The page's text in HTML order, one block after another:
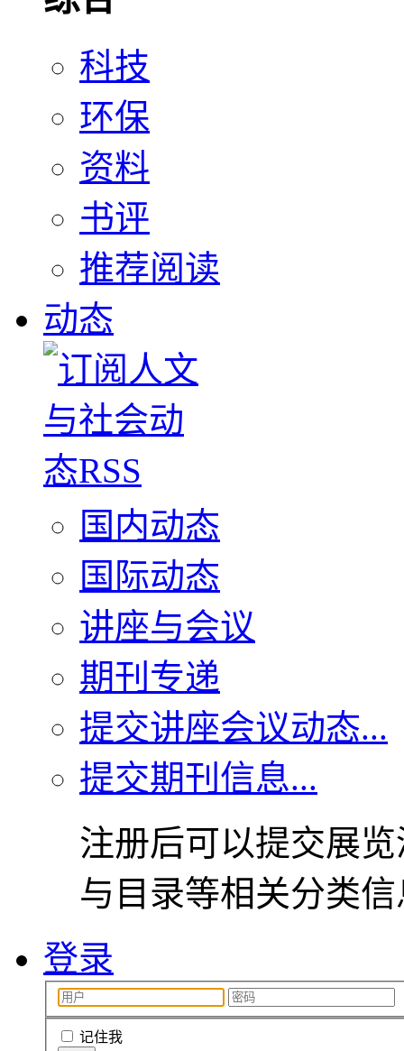
科技
环保
资料
书评
推荐阅读
动态
国内动态
国际动态
讲座与会议
期刊专递
提交讲座会议动态...
提交期刊信息...
注册后可以提交展
与目录等相关分类
登录
记住我